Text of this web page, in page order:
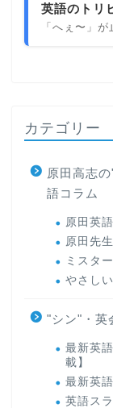
英語のトリ
「へぇ〜」
カテゴリー
原田高志
語コラム
原田英
原田先
ミスタ
やさし
"シン"・英
最新英
載】
最新英
英語ス